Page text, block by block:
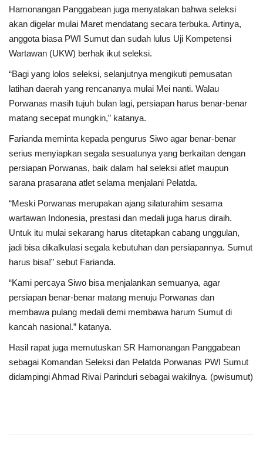
Hamonangan Panggabean juga menyatakan bahwa seleksi
akan digelar mulai Maret mendatang secara terbuka. Artinya,
anggota biasa PWI Sumut dan sudah lulus Uji Kompetensi
Wartawan (UKW) berhak ikut seleksi.
“Bagi yang lolos seleksi, selanjutnya mengikuti pemusatan
latihan daerah yang rencananya mulai Mei nanti. Walau
Porwanas masih tujuh bulan lagi, persiapan harus benar-benar
matang secepat mungkin,” katanya.
Farianda meminta kepada pengurus Siwo agar benar-benar
serius menyiapkan segala sesuatunya yang berkaitan dengan
persiapan Porwanas, baik dalam hal seleksi atlet maupun
sarana prasarana atlet selama menjalani Pelatda.
“Meski Porwanas merupakan ajang silaturahim sesama
wartawan Indonesia, prestasi dan medali juga harus diraih.
Untuk itu mulai sekarang harus ditetapkan cabang unggulan,
jadi bisa dikalkulasi segala kebutuhan dan persiapannya. Sumut
harus bisa!” sebut Farianda.
“Kami percaya Siwo bisa menjalankan semuanya, agar
persiapan benar-benar matang menuju Porwanas dan
membawa pulang medali demi membawa harum Sumut di
kancah nasional.” katanya.
Hasil rapat juga memutuskan SR Hamonangan Panggabean
sebagai Komandan Seleksi dan Pelatda Porwanas PWI Sumut
didampingi Ahmad Rivai Parinduri sebagai wakilnya. (pwisumut)